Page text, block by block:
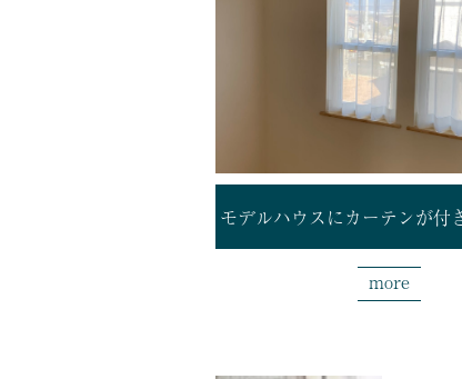
モデルハウスにカーテンが付
more